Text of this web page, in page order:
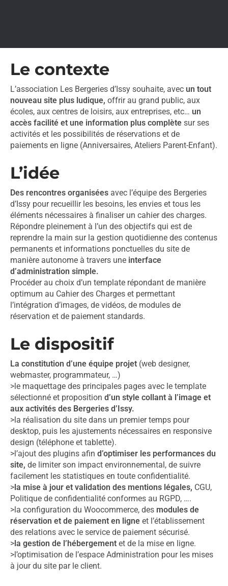
Le contexte
L’association Les Bergeries d’Issy souhaite, avec un tout
nouveau site plus ludique, offrir au grand public, aux
écoles, aux centres de loisirs, aux entreprises, etc… un
accès facilité et une information plus complète sur ses
activités et les possibilités de réservations et de
paiements en ligne (Anniversaires, Ateliers Parent-Enfant).
L’idée
Des rencontres organisées avec l’équipe des Bergeries
d’Issy pour recueillir les besoins, les envies et tous les
éléments nécessaires à finaliser un cahier des charges.
Répondre pleinement à l’un des objectifs qui est de
reprendre la main sur la gestion quotidienne des contenus
permanents et informations ponctuelles du site de
manière autonome à travers une interface
d’administration simple.
Procéder au choix d’un template répondant de manière
optimum au Cahier des Charges et permettant
l’intégration d’images, de vidéos, de modules de
réservation et de paiement standards.
Le dispositif
La constitution d’une équipe projet (web designer,
webmaster, programmateur, …)
>le maquettage des principales pages avec le template
sélectionné et proposition d’un style collant à l’image et
aux activités des Bergeries d’Issy.
>la réalisation du site dans un premier temps pour
desktop, puis les ajustements nécessaires en responsive
design (téléphone et tablette).
>l’ajout des plugins afin d’optimiser les performances du
site, de limiter son impact environnemental, de suivre
facilement les statistiques en toute confidentialité.
>la mise à jour et validation des mentions légales, CGU,
Politique de confidentialité conformes au RGPD, ….
>la configuration du Woocommerce, des modules de
réservation et de paiement en ligne et l’établissement
des relations avec le service de paiement sécurisé.
>la gestion de l’hébergement et de la mise en ligne.
>l’optimisation de l’espace Administration pour les mises
à jour du site par le client.